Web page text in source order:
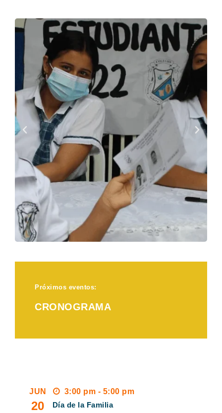
Próximos eventos:
CRONOGRAMA​
JUN
20
3:00 pm - 5:00 pm
Día de la Familia